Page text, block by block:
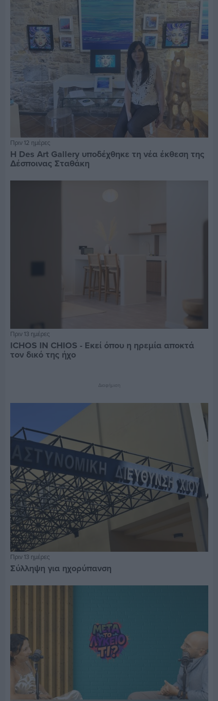
Πριν 12 ημέρες
Η Des Art Gallery υποδέχθηκε τη νέα έκθεση της
Δέσποινας Σταθάκη
Πριν 13 ημέρες
ICHOS IN CHIOS - Εκεί όπου η ηρεμία αποκτά
τον δικό της ήχο
Διαφήμιση
Πριν 13 ημέρες
Σύλληψη για ηχορύπανση